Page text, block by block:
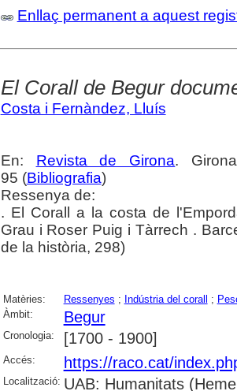
Enllaç permanent a aquest
El Corall de Begur
Costa i Fernàndez, Lluís
En: Revista de Girona.
95 (Bibliografia)
Ressenya de:
. El Corall a la costa de
Grau i Roser Puig i Tàrrech .
de la història, 298)
Matèries: Ressenyes ; Indústria del corall ;
Àmbit:
Begur
Cronologia: [1700 - 1900]
Accés: https://raco.cat/
Localització: UAB: Humanitats